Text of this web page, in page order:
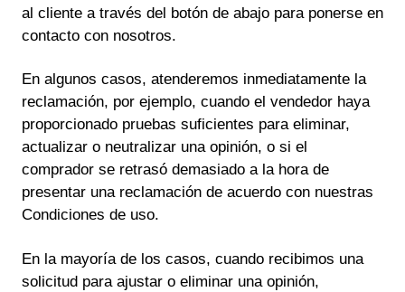
al cliente a través del botón de abajo para ponerse en
contacto con nosotros.
En algunos casos, atenderemos inmediatamente la
reclamación, por ejemplo, cuando el vendedor haya
proporcionado pruebas suficientes para eliminar,
actualizar o neutralizar una opinión, o si el
comprador se retrasó demasiado a la hora de
presentar una reclamación de acuerdo con nuestras
Condiciones de uso.
En la mayoría de los casos, cuando recibimos una
solicitud para ajustar o eliminar una opinión,